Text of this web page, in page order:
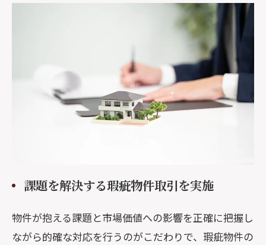
課題を解決する瑕疵物件取引を実施
物件が抱える課題と市場価値への影響を正確に把握し
ながら的確な対応を行うのがこだわりで、瑕疵物件の